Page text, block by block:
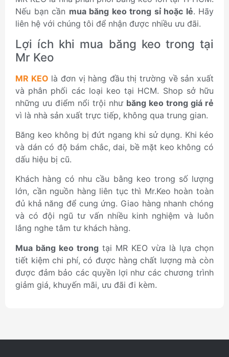
Nếu bạn cần mua băng keo trong sỉ hoặc lẻ. Hãy
liên hệ với chúng tôi để nhận được nhiều ưu đãi.
Lợi ích khi mua băng keo trong tại
Mr Keo
MR KEO là đơn vị hàng đầu thị trường về sản xuất
và phân phối các loại keo tại HCM. Shop sở hữu
những ưu điểm nổi trội như băng keo trong giá rẻ
vì là nhà sản xuất trực tiếp, không qua trung gian.
Băng keo không bị đứt ngang khi sử dụng. Khi kéo
và dán có độ bám chắc, dai, bề mặt keo không có
dấu hiệu bị cũ.
Khách hàng có nhu cầu bằng keo trong số lượng
lớn, cần nguồn hàng liên tục thì Mr.Keo hoàn toàn
đủ khả năng để cung ứng. Giao hàng nhanh chóng
và có đội ngũ tư vấn nhiều kinh nghiệm và luôn
lắng nghe tâm tư khách hàng.
Mua băng keo trong tại MR KEO vừa là lựa chọn
tiết kiệm chi phí, có được hàng chất lượng mà còn
được đảm bảo các quyền lợi như các chương trình
giảm giá, khuyến mãi, ưu đãi đi kèm.